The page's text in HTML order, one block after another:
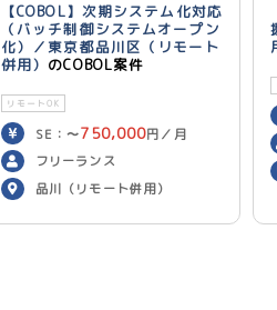
【COBOL】次期システム化対応
（バッチ制御システムオープン
化）／東京都品川区（リモート
併用） のCOBOL案件
リモートOK
SE：〜750,000円／月
PG：〜700,000
フリーランス
品川（リモート併用）